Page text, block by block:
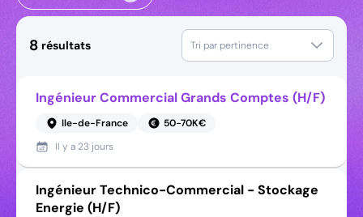
8 résultats Tri par pertinence
Ingénieur Commercial Grands Comptes (H/F)
Ile-de-France
50-70K€
Il y a 23 jours
Ingénieur Technico-Commercial - Stockage
Energie (H/F)